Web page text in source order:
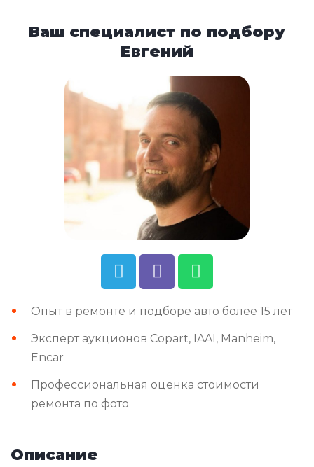
Ваш специалист по подбору
Евгений
Опыт в ремонте и подборе авто более 15 лет
Эксперт аукционов Copart, IAAI, Manheim,
Encar
Профессиональная оценка стоимости
ремонта по фото
Описание